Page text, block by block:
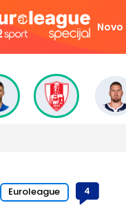
Novo
Euroleague 4